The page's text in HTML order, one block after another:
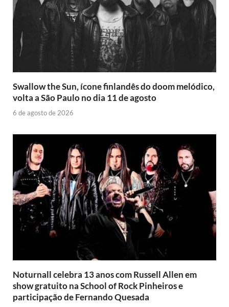
Swallow the Sun, ícone finlandês do doom melódico,
volta a São Paulo no dia 11 de agosto
6 de agosto de 2026
Noturnall celebra 13 anos com Russell Allen em
show gratuito na School of Rock Pinheiros e
participação de Fernando Quesada